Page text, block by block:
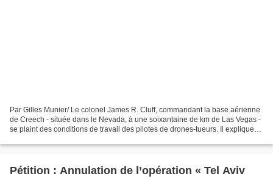
Par Gilles Munier/ Le colonel James R. Cluff, commandant la base aérienne
de Creech - située dans le Nevada, à une soixantaine de km de Las Vegas -
se plaint des conditions de travail des pilotes de drones-tueurs. Il explique
Pétition : Annulation de l’opération « Tel Aviv